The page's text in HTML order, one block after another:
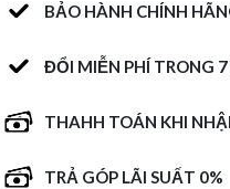
BẢO HÀNH CHÍNH
ĐỔI MIỄN PHÍ TRONG
THAHH TOÁN KHI
TRẢ GÓP LÃI SUẤT 0%